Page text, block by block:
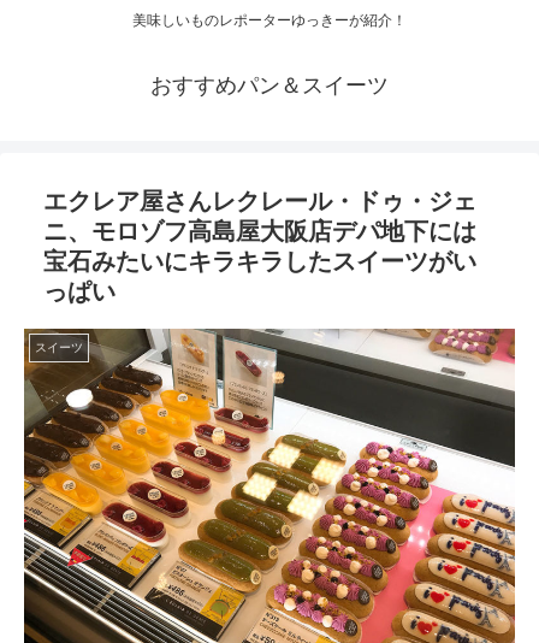
美味しいものレポーターゆっきーが紹介！
おすすめパン＆スイーツ
エクレア屋さんレクレール・ドゥ・ジェ
ニ、モロゾフ高島屋大阪店デパ地下には
宝石みたいにキラキラしたスイーツがい
っぱい
スイーツ